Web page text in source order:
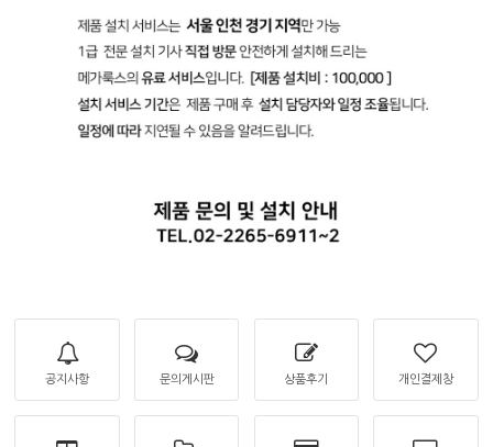
공지사항 문의게시판 상품후기 개인결제창